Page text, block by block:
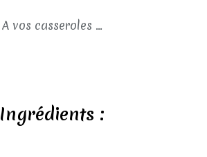
A vos casseroles ...
Ingrédients :